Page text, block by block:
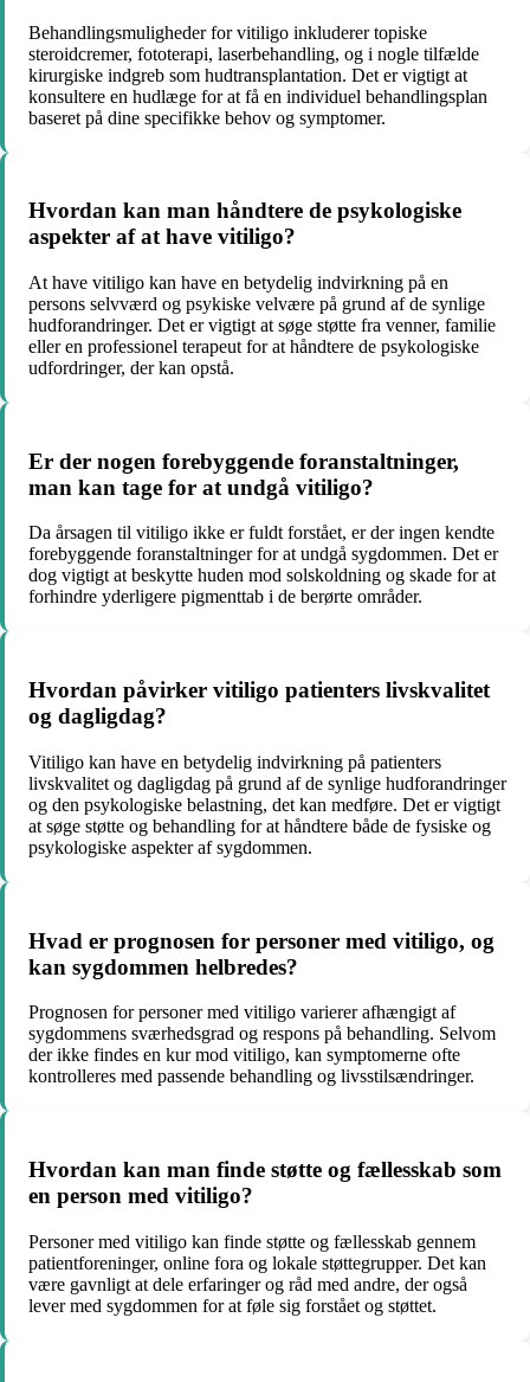
Behandlingsmuligheder for vitiligo inkluderer topiske
steroidcremer, fototerapi, laserbehandling, og i nogle tilfælde
kirurgiske indgreb som hudtransplantation. Det er vigtigt at
konsultere en hudlæge for at få en individuel behandlingsplan
baseret på dine specifikke behov og symptomer.
Hvordan kan man håndtere de psykologiske
aspekter af at have vitiligo?
At have vitiligo kan have en betydelig indvirkning på en
persons selvværd og psykiske velvære på grund af de synlige
hudforandringer. Det er vigtigt at søge støtte fra venner, familie
eller en professionel terapeut for at håndtere de psykologiske
udfordringer, der kan opstå.
Er der nogen forebyggende foranstaltninger,
man kan tage for at undgå vitiligo?
Da årsagen til vitiligo ikke er fuldt forstået, er der ingen kendte
forebyggende foranstaltninger for at undgå sygdommen. Det er
dog vigtigt at beskytte huden mod solskoldning og skade for at
forhindre yderligere pigmenttab i de berørte områder.
Hvordan påvirker vitiligo patienters livskvalitet
og dagligdag?
Vitiligo kan have en betydelig indvirkning på patienters
livskvalitet og dagligdag på grund af de synlige hudforandringer
og den psykologiske belastning, det kan medføre. Det er vigtigt
at søge støtte og behandling for at håndtere både de fysiske og
psykologiske aspekter af sygdommen.
Hvad er prognosen for personer med vitiligo, og
kan sygdommen helbredes?
Prognosen for personer med vitiligo varierer afhængigt af
sygdommens sværhedsgrad og respons på behandling. Selvom
der ikke findes en kur mod vitiligo, kan symptomerne ofte
kontrolleres med passende behandling og livsstilsændringer.
Hvordan kan man finde støtte og fællesskab som
en person med vitiligo?
Personer med vitiligo kan finde støtte og fællesskab gennem
patientforeninger, online fora og lokale støttegrupper. Det kan
være gavnligt at dele erfaringer og råd med andre, der også
lever med sygdommen for at føle sig forstået og støttet.